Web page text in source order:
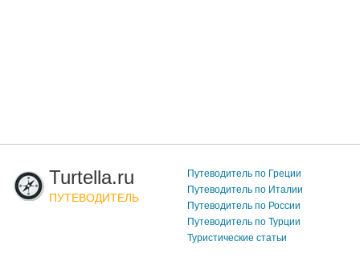
Turtella.ru
ПУТЕВОДИТЕЛЬ
Путеводитель по Греции
Путеводитель по Италии
Путеводитель по России
Путеводитель по Турции
Туристические статьи